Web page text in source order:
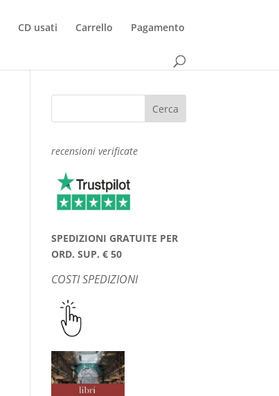
CD usati Carrello Pagamento
recensioni verificate
SPEDIZIONI GRATUITE PER
ORD. SUP. € 50
COSTI SPEDIZIONI